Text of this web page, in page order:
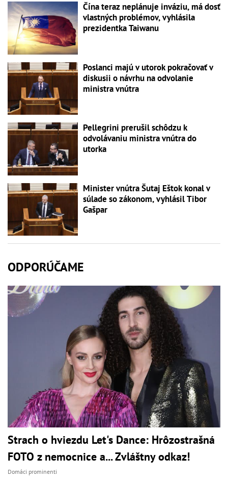
Čína teraz neplánuje inváziu, má dosť
vlastných problémov, vyhlásila
prezidentka Taiwanu
Poslanci majú v utorok pokračovať v
diskusii o návrhu na odvolanie
ministra vnútra
Pellegrini prerušil schôdzu k
odvolávaniu ministra vnútra do
utorka
Minister vnútra Šutaj Eštok konal v
súlade so zákonom, vyhlásil Tibor
Gašpar
ODPORÚČAME
Strach o hviezdu Let's Dance: Hrôzostrašná
FOTO z nemocnice a... Zvláštny odkaz!
Domáci prominenti